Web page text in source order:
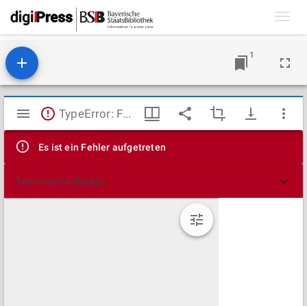
1
Mirador
Viewer
TypeError: Failed to fetch
Es ist ein Fehler aufgetreten
Technische Details